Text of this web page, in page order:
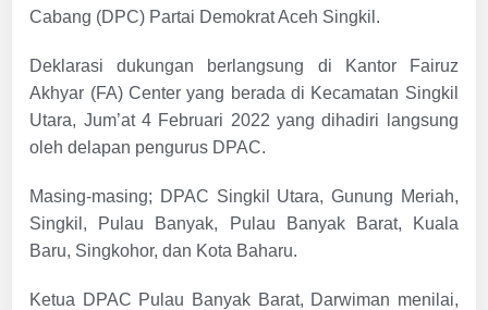
Cabang (DPC) Partai Demokrat Aceh Singkil.
Deklarasi dukungan berlangsung di Kantor Fairuz
Akhyar (FA) Center yang berada di Kecamatan Singkil
Utara, Jum’at 4 Februari 2022 yang dihadiri langsung
oleh delapan pengurus DPAC.
Masing-masing; DPAC Singkil Utara, Gunung Meriah,
Singkil, Pulau Banyak, Pulau Banyak Barat, Kuala
Baru, Singkohor, dan Kota Baharu.
Ketua DPAC Pulau Banyak Barat, Darwiman menilai,